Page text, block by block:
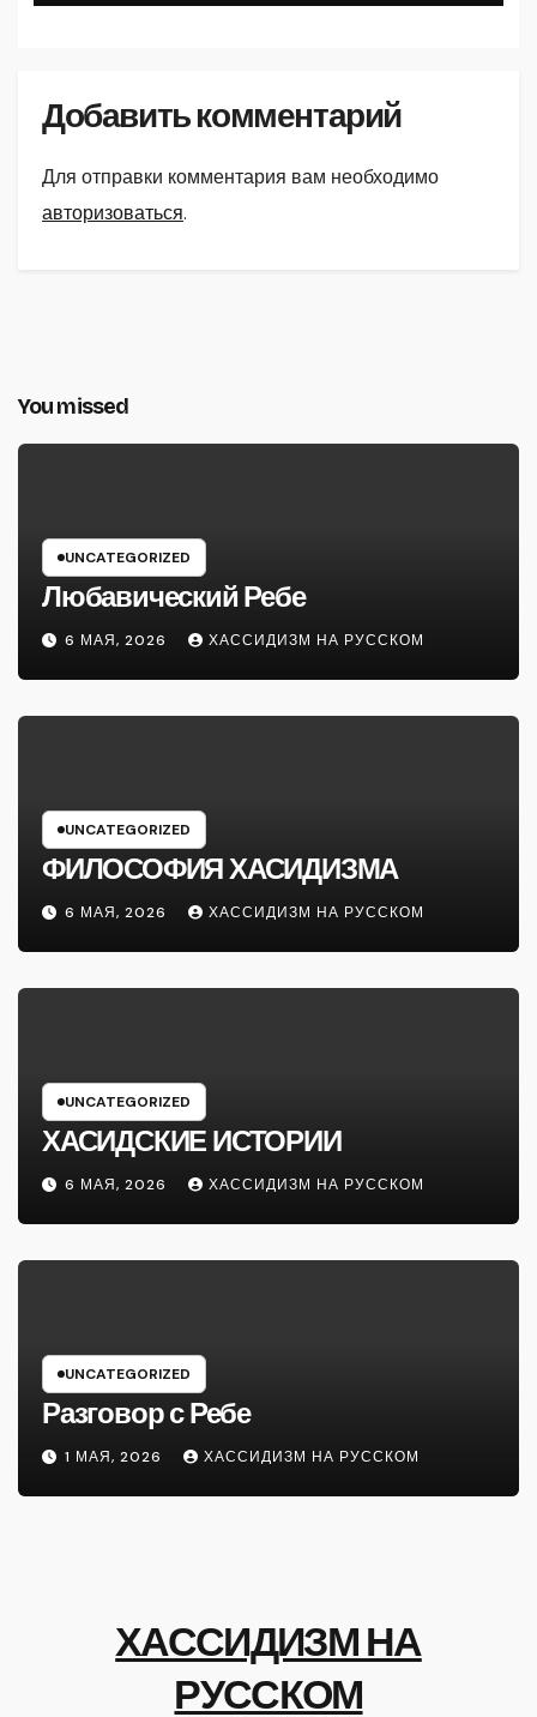
Добавить комментарий
Для отправки комментария вам необходимо
авторизоваться.
You missed
UNCATEGORIZED
Любавический Ребе
6 МАЯ, 2026 ХАССИДИЗМ НА РУССКОМ
UNCATEGORIZED
ФИЛОСОФИЯ ХАСИДИЗМА
6 МАЯ, 2026 ХАССИДИЗМ НА РУССКОМ
UNCATEGORIZED
ХАСИДСКИЕ ИСТОРИИ
6 МАЯ, 2026 ХАССИДИЗМ НА РУССКОМ
UNCATEGORIZED
Разговор с Ребе
1 МАЯ, 2026 ХАССИДИЗМ НА РУССКОМ
ХАССИДИЗМ НА
РУССКОМ